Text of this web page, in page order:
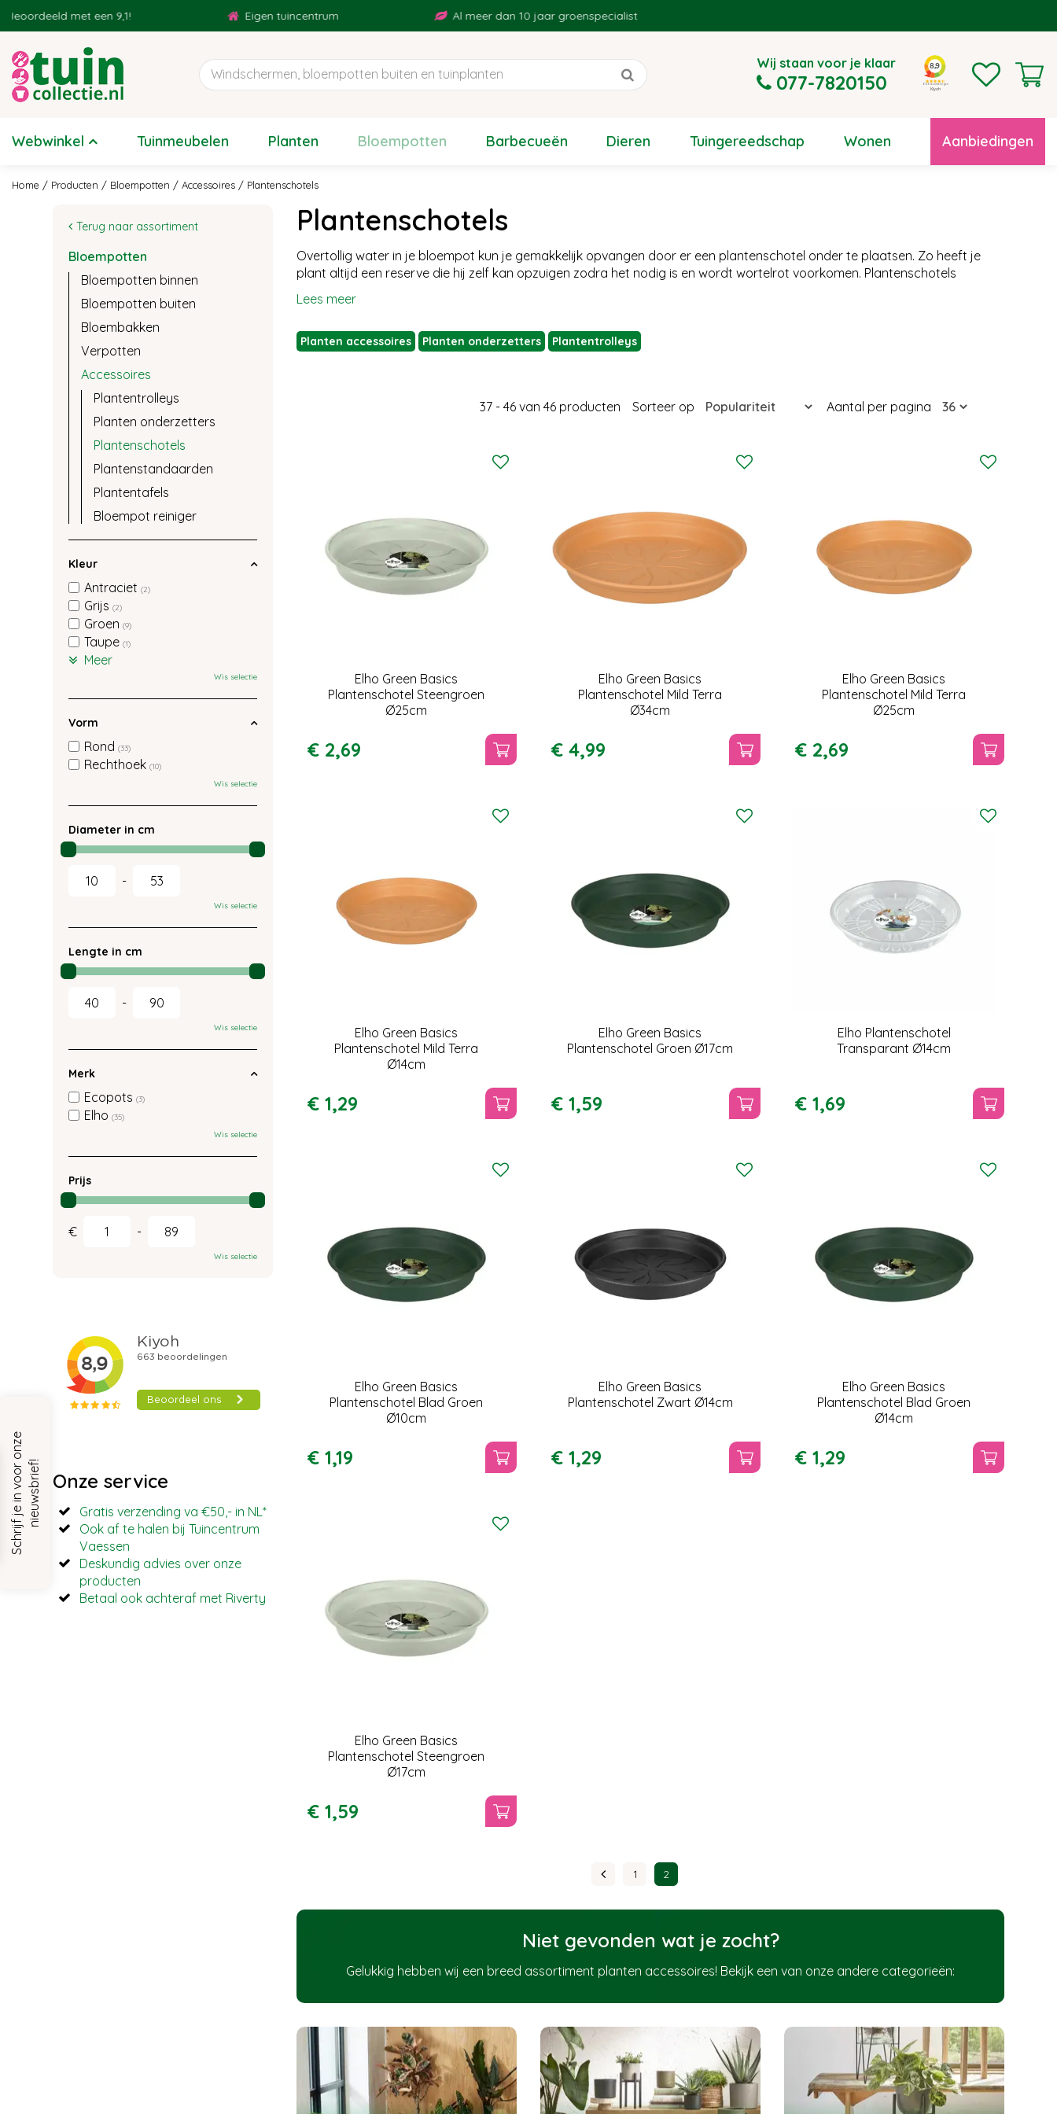
Home Producten Bloempotten Accessoires Plantenschotels
met een 9,1! Eigen tuincentrum Al meer dan 10 jaar groenspecialist
Wij staan voor je klaar
077-7820150
Webwinkel Tuinmeubelen Planten Bloempotten Barbecueën Dieren Tuingereedschap Wonen Aanbiedingen
Plantenschotels
Overtollig water in je bloempot kun je gemakkelijk opvangen door er een plantenschotel onder te plaatsen. Zo heeft je
plant altijd een reserve die hij zelf kan opzuigen zodra het nodig is en wordt wortelrot voorkomen. Plantenschotels
Lees meer
Planten accessoires Planten onderzetters Plantentrolleys
37 - 46 van 46 producten Aantal per pagina
Sorteer op
Elho Green Basics
Plantenschotel Steengroen
Ø25cm
€ 2,69
Elho Green Basics
Plantenschotel Mild Terra
Ø34cm
€ 4,99
Elho Green Basics
Plantenschotel Mild Terra
Ø25cm
€ 2,69
Elho Green Basics
Plantenschotel Mild Terra
Ø14cm
€ 1,29
Elho Green Basics
Plantenschotel Groen Ø17cm
€ 1,59
Elho Plantenschotel
Transparant Ø14cm
€ 1,69
Elho Green Basics
Plantenschotel Blad Groen
Ø10cm
€ 1,19
Elho Green Basics
Plantenschotel Zwart Ø14cm
€ 1,29
Elho Green Basics
Plantenschotel Blad Groen
Ø14cm
€ 1,29
Elho Green Basics
Plantenschotel Steengroen
Ø17cm
€ 1,59
1 2
Niet gevonden wat je zocht?
Gelukkig hebben wij een breed assortiment planten accessoires! Bekijk een van onze andere categorieën:
Terug naar assortiment
Bloempotten
Bloempotten binnen
Bloempotten buiten
Bloembakken
Verpotten
Accessoires
Plantentrolleys
Planten onderzetters
Plantenschotels
Plantenstandaarden
Plantentafels
Bloempot reiniger
Kleur
Antraciet (2)
Grijs (2)
Groen (9)
Taupe (1)
Meer
Wis selectie
Vorm
Rond (33)
Rechthoek (10)
Wis selectie
Diameter in cm
-
Wis selectie
Lengte in cm
-
Wis selectie
Merk
Ecopots (3)
Elho (35)
Wis selectie
Prijs
€ -
Wis selectie
Onze service
Gratis verzending va €50,- in NL*
Ook af te halen bij Tuincentrum
Vaessen
Deskundig advies over onze
producten
Betaal ook achteraf met Riverty
S
c
h
r
i
j
f
j
e
i
n
v
o
o
r
o
n
z
e
n
i
e
u
w
s
b
r
i
e
f!